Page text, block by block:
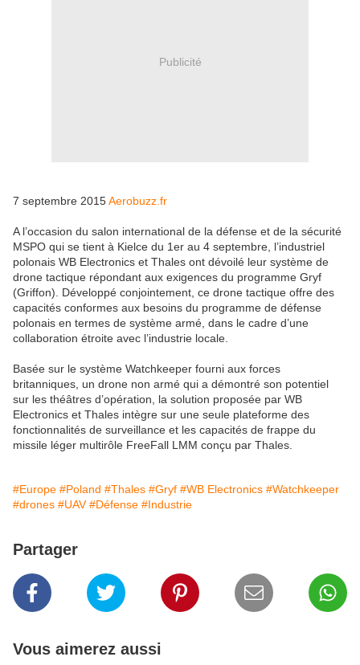
Publicité
7 septembre 2015Aerobuzz.fr
A l’occasion du salon international de la défense et de la sécurité
MSPO qui se tient à Kielce du 1er au 4 septembre, l’industriel
polonais WB Electronics et Thales ont dévoilé leur système de
drone tactique répondant aux exigences du programme Gryf
(Griffon). Développé conjointement, ce drone tactique offre des
capacités conformes aux besoins du programme de défense
polonais en termes de système armé, dans le cadre d’une
collaboration étroite avec l’industrie locale.
Basée sur le système Watchkeeper fourni aux forces
britanniques, un drone non armé qui a démontré son potentiel
sur les théâtres d’opération, la solution proposée par WB
Electronics et Thales intègre sur une seule plateforme des
fonctionnalités de surveillance et les capacités de frappe du
missile léger multirôle FreeFall LMM conçu par Thales.
#Europe #Poland #Thales #Gryf #WB Electronics #Watchkeeper
#drones #UAV #Défense #Industrie
Partager
Vous aimerez aussi